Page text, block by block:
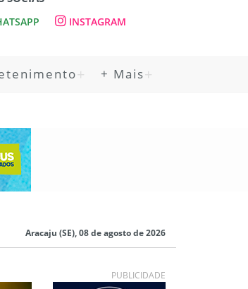
INSTAGRAM
+ Mais
Aracaju (SE), 08 de agosto de 2026
PUBLICIDADE